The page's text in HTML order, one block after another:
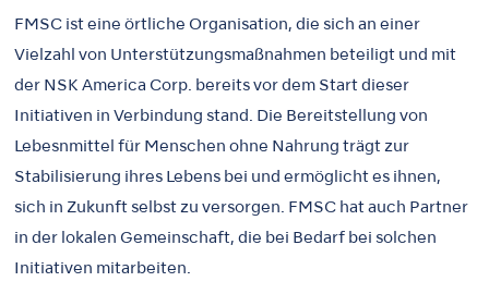
FMSC ist eine örtliche Organisation, die sich an einer
Vielzahl von Unterstützungsmaßnahmen beteiligt und mit
der NSK America Corp. bereits vor dem Start dieser
Initiativen in Verbindung stand. Die Bereitstellung von
Lebesnmittel für Menschen ohne Nahrung trägt zur
Stabilisierung ihres Lebens bei und ermöglicht es ihnen,
sich in Zukunft selbst zu versorgen. FMSC hat auch Partner
in der lokalen Gemeinschaft, die bei Bedarf bei solchen
Initiativen mitarbeiten.